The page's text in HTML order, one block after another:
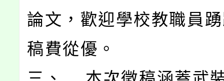
論文，歡迎學校教職員
稿費從優。